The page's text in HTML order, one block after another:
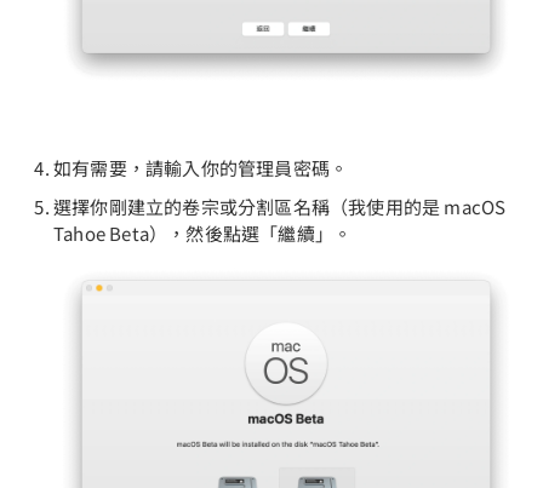
如有需要，請輸入你的管理員密碼。
選擇你剛建立的卷宗或分割區名稱（我使用的是 macOS
Tahoe Beta），然後點選「繼續」。